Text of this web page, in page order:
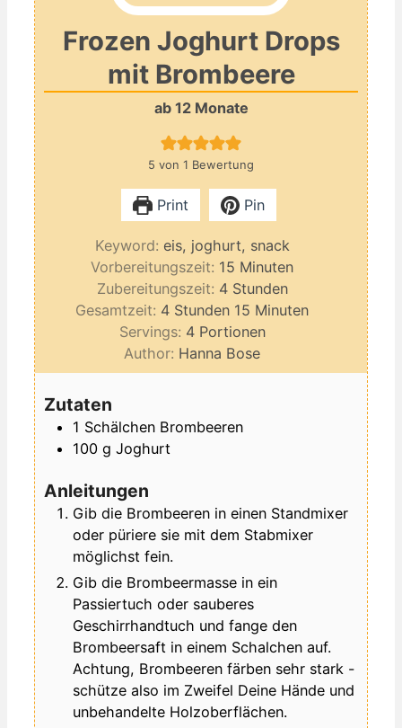
Frozen Joghurt Drops
mit Brombeere
ab 12 Monate
5 von 1 Bewertung
Print Pin
Keyword: eis, joghurt, snack
Vorbereitungszeit: 15 Minuten
Minuten
Zubereitungszeit: 4Stunden
Stunden
Gesamtzeit: 4Stunden
Stunden 15 Minuten
Minuten
Servings: 4 Portionen
Author: Hanna Bose
Zutaten
1 Schälchen Brombeeren
100 g Joghurt
Anleitungen
Gib die Brombeeren in einen Standmixer
oder püriere sie mit dem Stabmixer
möglichst fein.
Gib die Brombeermasse in ein
Passiertuch oder sauberes
Geschirrhandtuch und fange den
Brombeersaft in einem Schalchen auf.
Achtung, Brombeeren färben sehr stark -
schütze also im Zweifel Deine Hände und
unbehandelte Holzoberflächen.